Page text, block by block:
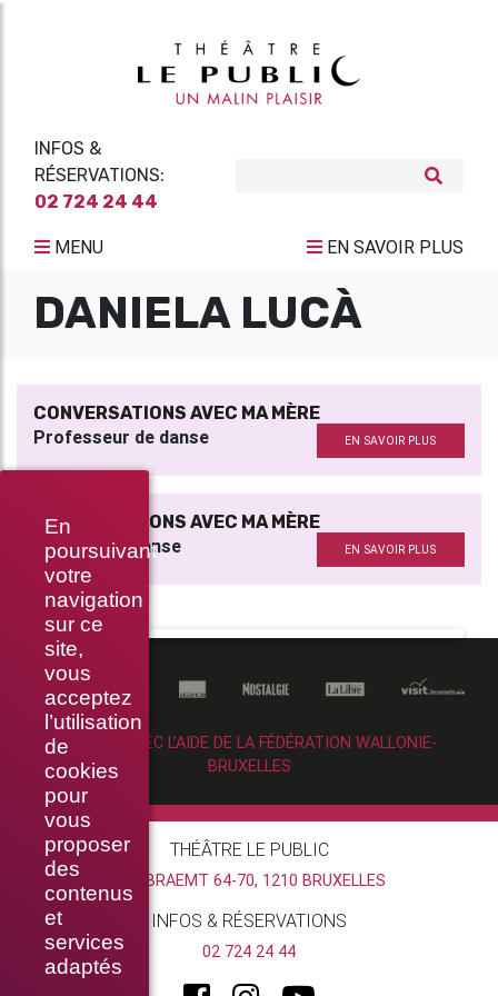
En
poursuivant
votre
navigation
sur ce
site,
vous
acceptez
l’utilisation
de
cookies
pour
vous
proposer
des
contenus
et
services
adaptés
INFOS &
RÉSERVATIONS:
02 724 24 44
MENU EN SAVOIR PLUS
DANIELA LUCÀ
CONVERSATIONS AVEC MA MÈRE
Professeur de danse EN SAVOIR PLUS
CONVERSATIONS AVEC MA MÈRE
Répétitrice danse EN SAVOIR PLUS
RÉALISÉ AVEC L’AIDE DE LA FÉDÉRATION WALLONIE-
BRUXELLES
THÉÂTRE LE PUBLIC
RUE BRAEMT 64-70, 1210 BRUXELLES
INFOS & RÉSERVATIONS
02 724 24 44